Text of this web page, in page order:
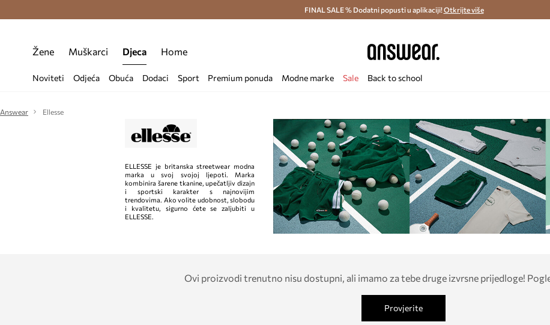
Besplatna dostava i povrat (od 70€) > Dostava u roku 48 sati >
FINAL SALE % Dodatni popusti u aplikaciji!Otkrijte više
Žene Muškarci Djeca Home
Noviteti Odjeća Obuća Dodaci Sport Premium ponuda Modne marke Sale Back to school
Answear Ellesse
ELLESSE je britanska streetwear modna
marka u svoj svojoj ljepoti. Marka
kombinira šarene tkanine, upečatljiv dizajn
i sportski karakter s najnovijim
trendovima. Ako volite udobnost, slobodu
i kvalitetu, sigurno ćete se zaljubiti u
ELLESSE.
Ovi proizvodi trenutno nisu dostupni, ali imamo za tebe druge izvrsne prijedloge!
Provjerite